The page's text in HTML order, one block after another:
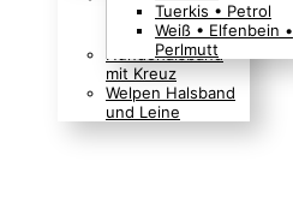
Boho Indianer
Hippie Look
Hundehalsband
mit Kreuz
Welpen Halsband
und Leine
Tuerkis • Petrol
Weiß • Elfenbein •
Perlmutt